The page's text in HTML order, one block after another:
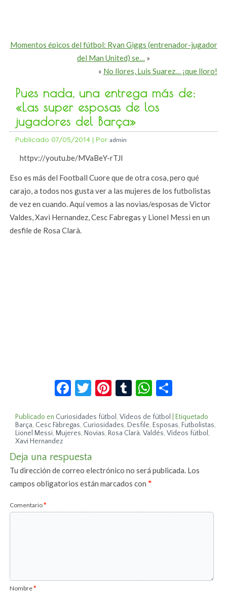
Momentos épicos del fútbol: Ryan Giggs (entrenador-jugador
del Man United) se… »
« No llores, Luis Suarez… ¡que lloro!
Pues nada, una entrega más de:
«Las super esposas de los
jugadores del Barça»
Publicado 07/05/2014 | Por admin
httpv://youtu.be/MVaBeY-rTJI
Eso es más del Football Cuore que de otra cosa, pero qué
carajo, a todos nos gusta ver a las mujeres de los futbolistas
de vez en cuando. Aquí vemos a las novias/esposas de Victor
Valdes, Xavi Hernandez, Cesc Fabregas y Lionel Messi en un
desfile de Rosa Clarà.
Facebook
Twitter
Pinterest
TumblrWhatsApp
Publicado en Curiosidades fútbol,Vídeos de fútbol
Etiquetado
Barça, Cesc Fàbregas, Curiosidades, Desfile, Esposas, Futbolistas,
Lionel Messi, Mujeres, Novias, Rosa Clarà,Valdés,Vídeos fútbol,
Xavi Hernandez
Deja una respuesta
Tu dirección de correo electrónico no será publicada. Los
campos obligatorios están marcados con*
Comentario*
Nombre*